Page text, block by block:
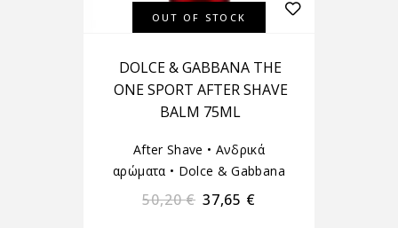
OUT OF STOCK
DOLCE & GABBANA THE
ONE SPORT AFTER SHAVE
BALM 75ML
After Shave • Ανδρικά
αρώματα • Dolce & Gabbana
50,20€ 37,65 €